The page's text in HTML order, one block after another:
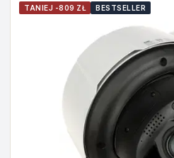
TANIEJ -809 ZŁ BESTSELLER